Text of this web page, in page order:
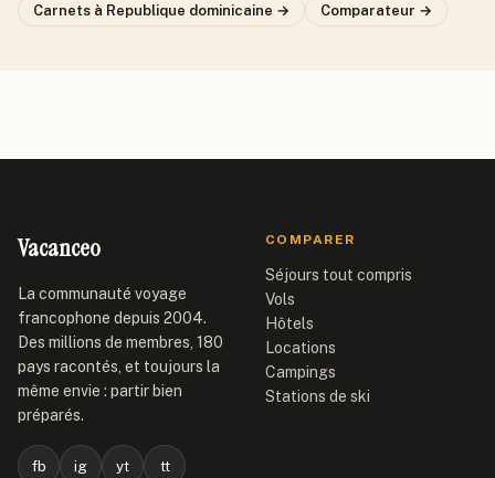
Carnets à Republique dominicaine → Comparateur →
Vacanceo
La communauté voyage
francophone depuis 2004.
Des millions de membres, 180
pays racontés, et toujours la
même envie : partir bien
préparés.
fb ig yt tt
COMPARER
Séjours tout compris
Vols
Hôtels
Locations
Campings
Stations de ski